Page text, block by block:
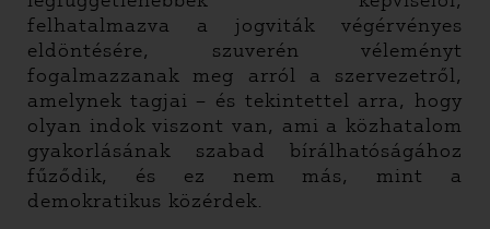
felhatalmazva a jogviták végérvényes
eldöntésére, szuverén véleményt
fogalmazzanak meg arról a szervezetről,
amelynek tagjai – és tekintettel arra, hogy
olyan indok viszont van, ami a közhatalom
gyakorlásának szabad bírálhatóságához
fűződik, és ez nem más, mint a
demokratikus közérdek.